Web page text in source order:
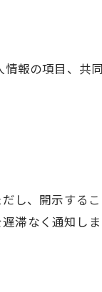
報の項目、共
し、開示する
滞なく通知しま